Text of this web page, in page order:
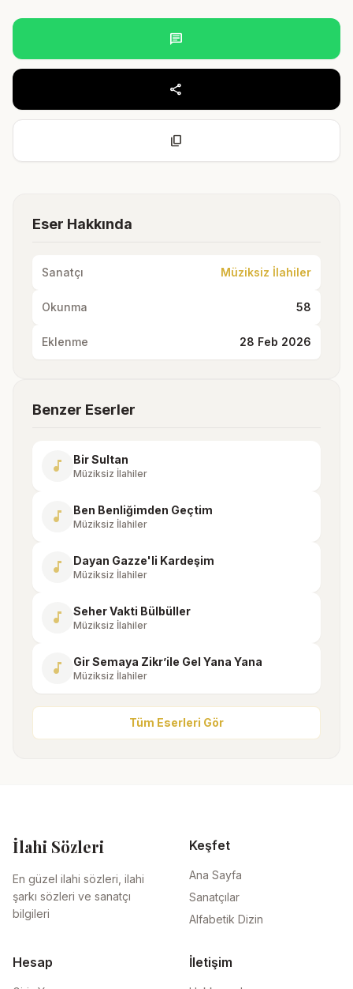
chat
share
content_copy
Eser Hakkında
Sanatçı Müziksiz İlahiler
Okunma 58
Eklenme 28 Feb 2026
Benzer Eserler
music_note Bir Sultan
Müziksiz İlahiler
music_note Ben Benliğimden Geçtim
Müziksiz İlahiler
music_note Dayan Gazze'li Kardeşim
Müziksiz İlahiler
music_note Seher Vakti Bülbüller
Müziksiz İlahiler
music_note Gir Semaya Zikr’ile Gel Yana Yana
Müziksiz İlahiler
Tüm Eserleri Gör
İlahi Sözleri
En güzel ilahi sözleri, ilahi
şarkı sözleri ve sanatçı
bilgileri
Keşfet
Ana Sayfa
Sanatçılar
Alfabetik Dizin
Hesap İletişim